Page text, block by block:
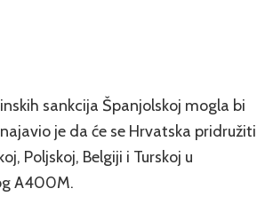
sankcija Španjolskoj mogla bi
je da će se Hrvatska pridružiti
Poljskoj, Belgiji i Turskoj u
A400M.